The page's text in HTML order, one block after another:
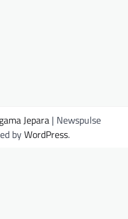
Jepara | Newspulse
byWordPress.